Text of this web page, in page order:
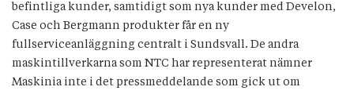
befintliga kunder, samtidigt som nya kunder med Develon,
Case och Bergmann produkter får en ny
fullserviceanläggning centralt i Sundsvall. De andra
maskintillverkarna som NTC har representerat nämner
Maskinia inte i det pressmeddelande som gick ut om